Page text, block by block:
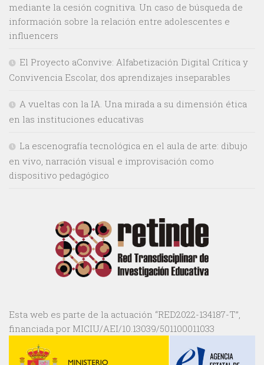
mediante la cesión cognitiva. Un caso de búsqueda de
información sobre la relación entre adolescentes e
influencers
El Proyecto aConvive: Alfabetización Digital Crítica y
Convivencia Escolar, dos aprendizajes inseparables
A vueltas con la IA. Una mirada a su dimensión ética
en las instituciones educativas
La escenografía tecnológica en el aula de arte: dibujo
en vivo, narración visual e improvisación como
dispositivo pedagógico
Esta web es parte de la actuación “RED2022-134187-T”,
financiada por MICIU/AEI/10.13039/501100011033